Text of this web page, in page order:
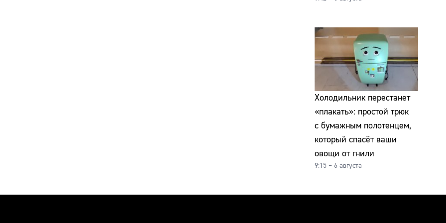
Холодильник перестанет
«плакать»: простой трюк
с бумажным полотенцем,
который спасёт ваши
овощи от гнили
9:15 – 6 августа